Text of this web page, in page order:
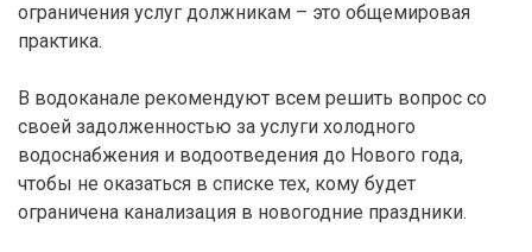
ограничения услуг должникам – это общемировая
практика.
В водоканале рекомендуют всем решить вопрос со
своей задолженностью за услуги холодного
водоснабжения и водоотведения до Нового года,
чтобы не оказаться в списке тех, кому будет
ограничена канализация в новогодние праздники.